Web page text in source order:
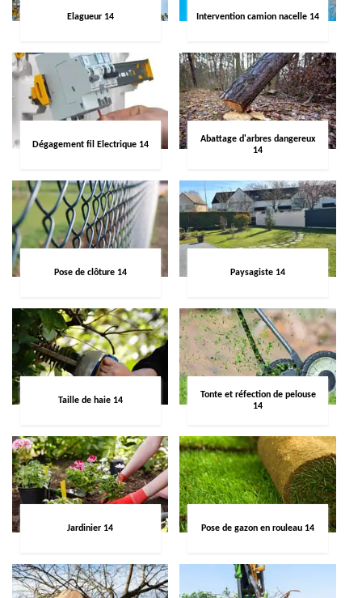
Elagueur 14 Intervention camion nacelle 14
Dégagement fil Electrique 14
Abattage d'arbres dangereux
14
Pose de clôture 14 Paysagiste 14
Taille de haie 14
Tonte et réfection de pelouse
14
Jardinier 14 Pose de gazon en rouleau 14